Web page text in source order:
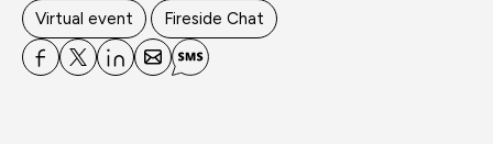
Virtual event Fireside Chat